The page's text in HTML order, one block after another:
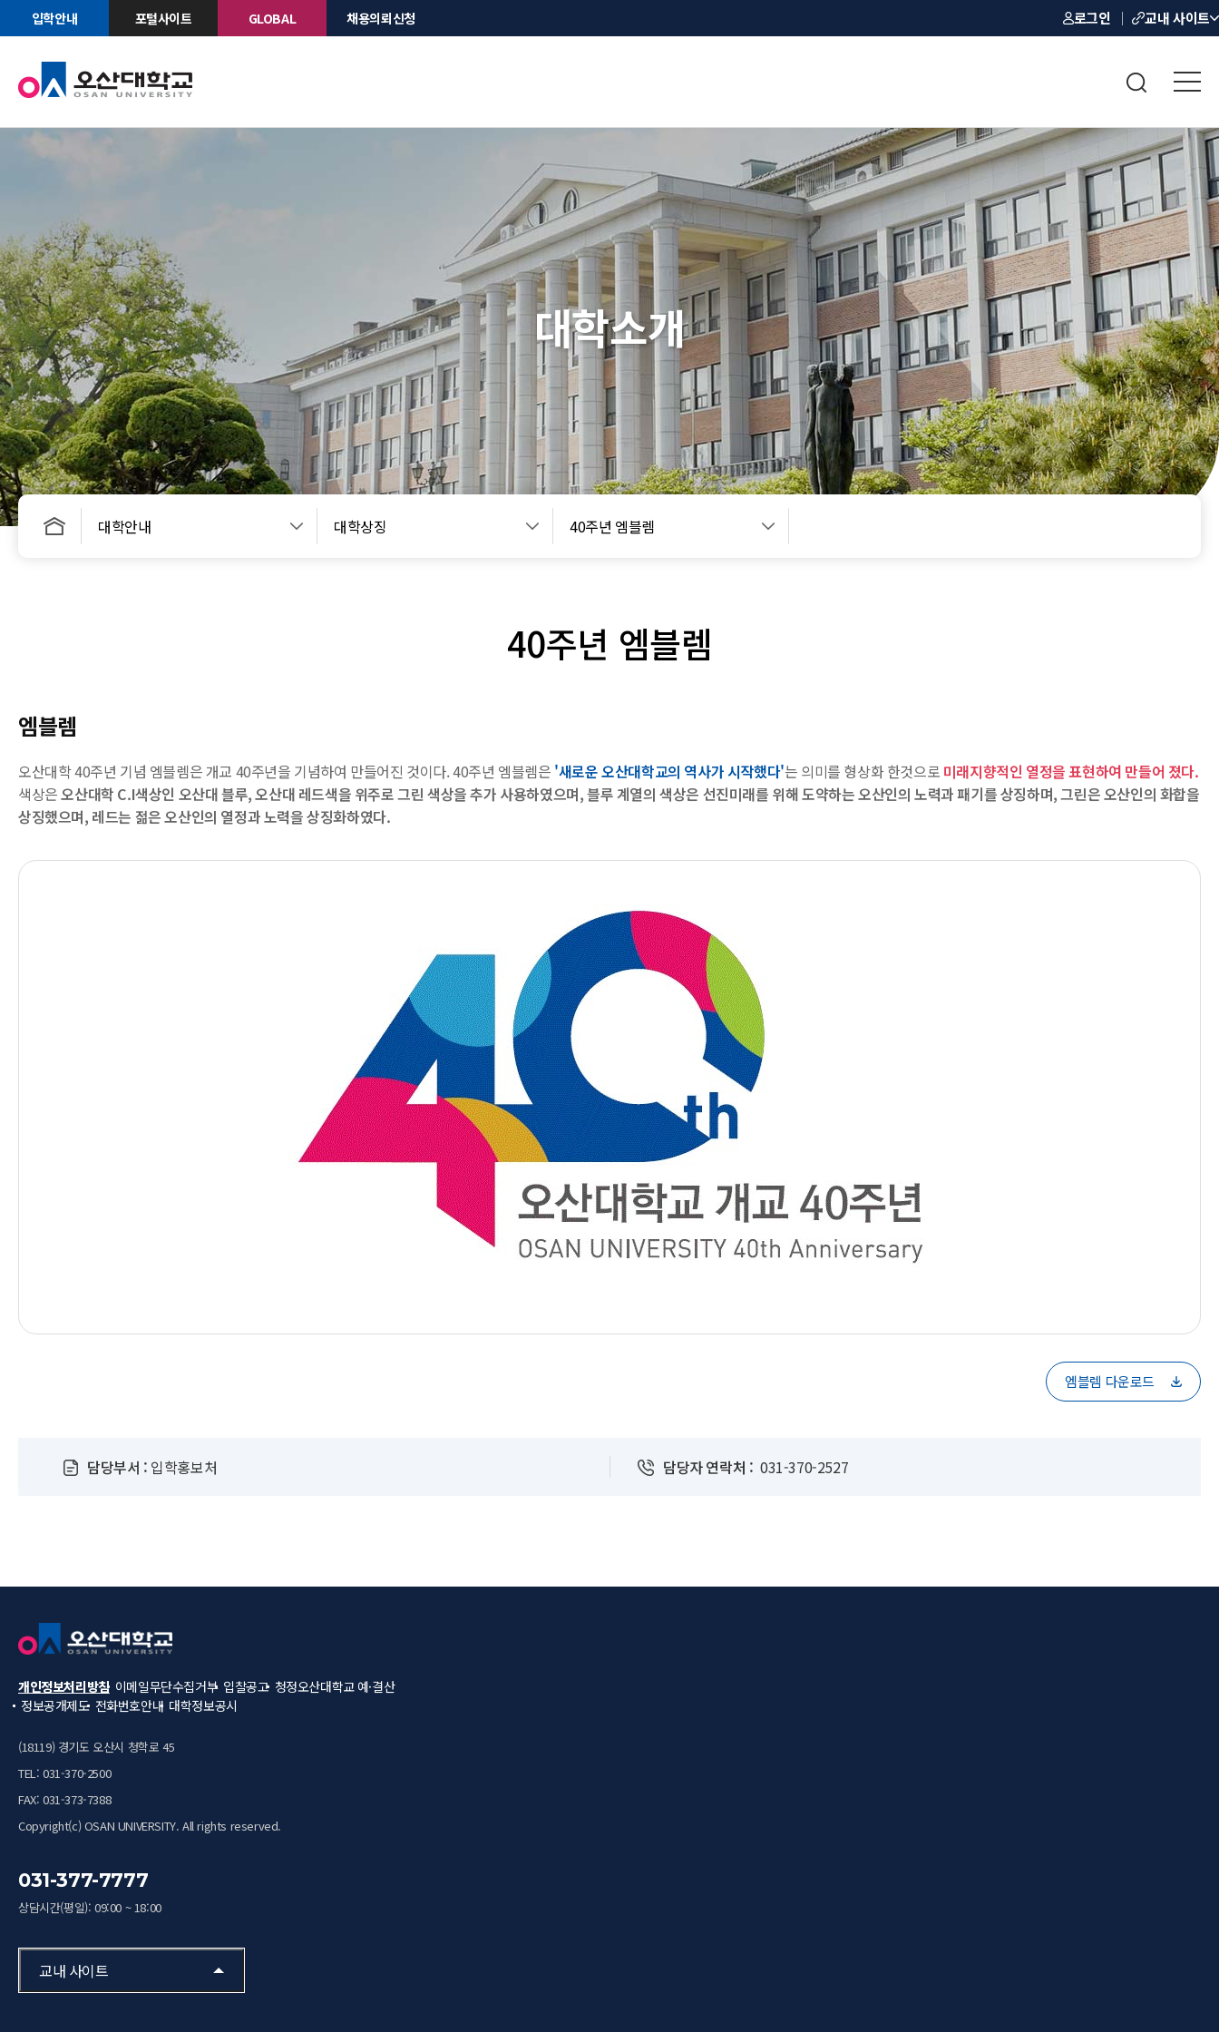
입학안내 포털사이트 GLOBAL 채용의뢰신청 로그인 교내 사이트
대학소개
대학안내 대학상징 40주년 엠블렘
40주년 엠블렘
엠블렘
오산대학 40주년 기념 엠블렘은 개교 40주년을 기념하여 만들어진 것이다. 40주년 엠블렘은 '새로운 오산대학교의 역사가 시작했다'는 의미를 형상화 한것으로 미래지향적인 열정을 표현하여 만들어 졌다.
색상은오산대학 C.I색상인 오산대 블루, 오산대 레드색을 위주로 그린 색상을 추가 사용하였으며, 블루 계열의 색상은 선진미래를 위해 도약하는 오산인의 노력과 패기를 상징하며, 그린은 오산인의 화합을
상징했으며, 레드는 젊은 오산인의 열정과 노력을 상징화하였다.
엠블렘 다운로드
담당부서 : 입학홍보처 담당자 연락처 : 031-370-2527
개인정보처리방침 이메일무단수집거부 입찰공고 청정오산대학교 예·결산
정보공개제도 전화번호안내 대학정보공시
(18119) 경기도 오산시 청학로 45
TEL: 031-370-2500
FAX: 031-373-7388
Copyright(c) OSAN UNIVERSITY. All rights reserved.
031-377-7777
상담시간(평일): 09:00 ~ 18:00
교내 사이트